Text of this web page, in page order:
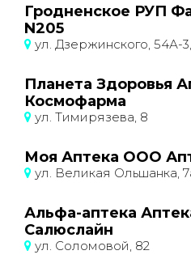
Гродненское РУП
N205
ул. Дзержинского, 54А-
Планета Здоровья
Космофарма
ул. Тимирязева, 8
Моя Аптека ООО
ул. Великая Ольшанка,
Альфа-аптека
Салюслайн
ул. Соломовой, 82